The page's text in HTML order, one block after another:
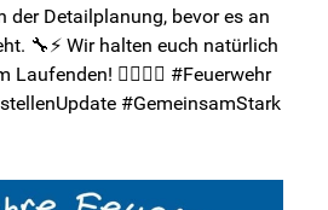
der Detailplanung, bevor es an
🔧⚡️ Wir halten euch natürlich
Laufenden! 👷‍♂️👷‍♀️ #Feuerwehr
#GemeinsamStark